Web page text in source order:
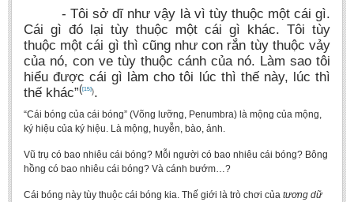
- Tôi sở dĩ như vậy là vì tùy thuộc một cái gì.
Cái gì đó lại tùy thuộc một cái gì khác. Tôi tùy
thuộc một cái gì thì cũng như con rắn tùy thuộc vảy
của nó, con ve tùy thuộc cánh của nó. Làm sao tôi
hiểu được cái gì làm cho tôi lúc thì thế này, lúc thì
thế khác”([15]).
“Cái bóng của cái bóng” (Võng lưỡng, Penumbra) là mộng của mộng,
ký hiệu của ký hiệu. Là mộng, huyễn, bào, ảnh.
Vũ trụ có bao nhiêu cái bóng? Mỗi người có bao nhiêu cái bóng? Bông
hồng có bao nhiêu cái bóng? Và cánh bướm…?
Cái bóng này tùy thuộc cái bóng kia. Thế giới là trò chơi của tương dữ